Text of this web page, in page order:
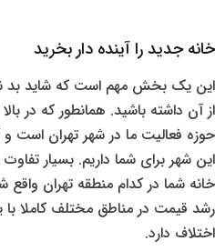
خانه جدید را آینده دار بخرید
این یک بخش مهم است که شاید بد
از آن داشته باشید. همانطور که در بالا
حوزه فعالیت ما در شهر تهران است و
این شهر برای شما داریم. بسیار
خانه شما در کدام منطقه تهران
رشد قیمت در مناطق مختلف کاملا با
اختلاف دارد.